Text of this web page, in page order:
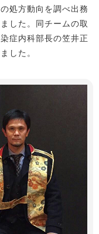
処方動向を調べ出務
した。同チームの取
症内科部長の笠井正
した。